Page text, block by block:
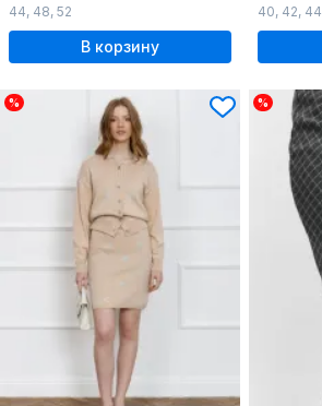
44, 48, 52
В корзину
40, 42, 44
% %